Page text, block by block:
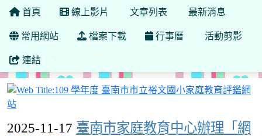
首頁 線上影片 文章列表 最新消息
常用網站 檔案下載 行事曆 活動剪影
連結
2025-11-17 臺南市家庭教育中心辦理「網